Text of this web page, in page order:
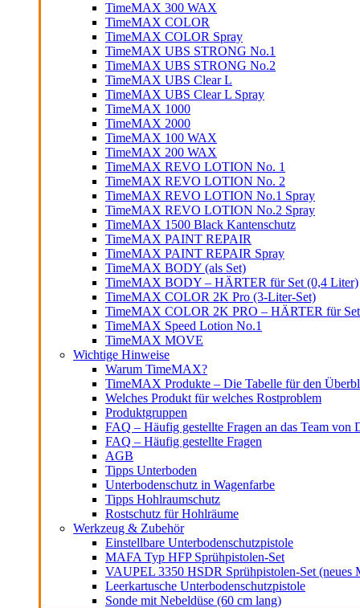
TimeMAX 300 WAX
TimeMAX COLOR
TimeMAX COLOR Spray
TimeMAX UBS STRONG No.1
TimeMAX UBS STRONG No.2
TimeMAX UBS Clear L
TimeMAX UBS Clear L Spray
TimeMAX 1000
TimeMAX 2000
TimeMAX 100 WAX
TimeMAX 200 WAX
TimeMAX REVO LOTION No. 1
TimeMAX REVO LOTION No. 2
TimeMAX REVO LOTION No.1 Spray
TimeMAX REVO LOTION No.2 Spray
TimeMAX 1500 Black Kantenschutz
TimeMAX PAINT REPAIR
TimeMAX PAINT REPAIR Spray
TimeMAX BODY (als Set)
TimeMAX BODY – HÄRTER für Set (0,4 Liter)
TimeMAX COLOR 2K Pro (3-Liter-Set)
TimeMAX COLOR 2K PRO – HÄRTER für
TimeMAX Speed Lotion No.1
TimeMAX MOVE
Wichtige Hinweise
Warum TimeMAX?
TimeMAX Produkte – Die Tabelle für den
Welches Produkt für welches Rostproblem
Produktgruppen
FAQ – Häufig gestellte Fragen an das Team von
FAQ – Häufig gestellte Fragen
AGB
Tipps Unterboden
Unterbodenschutz in Wagenfarbe
Tipps Hohlraumschutz
Rostschutz für Hohlräume
Werkzeug & Zubehör
Einstellbare Unterbodenschutzpistole
MAFA Typ HFP Sprühpistolen-Set
VAUPEL 3350 HSDR Sprühpistolen-Set (neues
Leerkartusche Unterbodenschutzpistole
Sonde mit Nebeldüse (60 cm lang)